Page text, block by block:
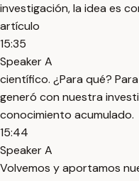
investigación, la idea es
artículo
15:35
Speaker A
científico. ¿Para qué?
generó con nuestra
conocimiento acumulado.
15:44
Speaker A
Volvemos y aportamos